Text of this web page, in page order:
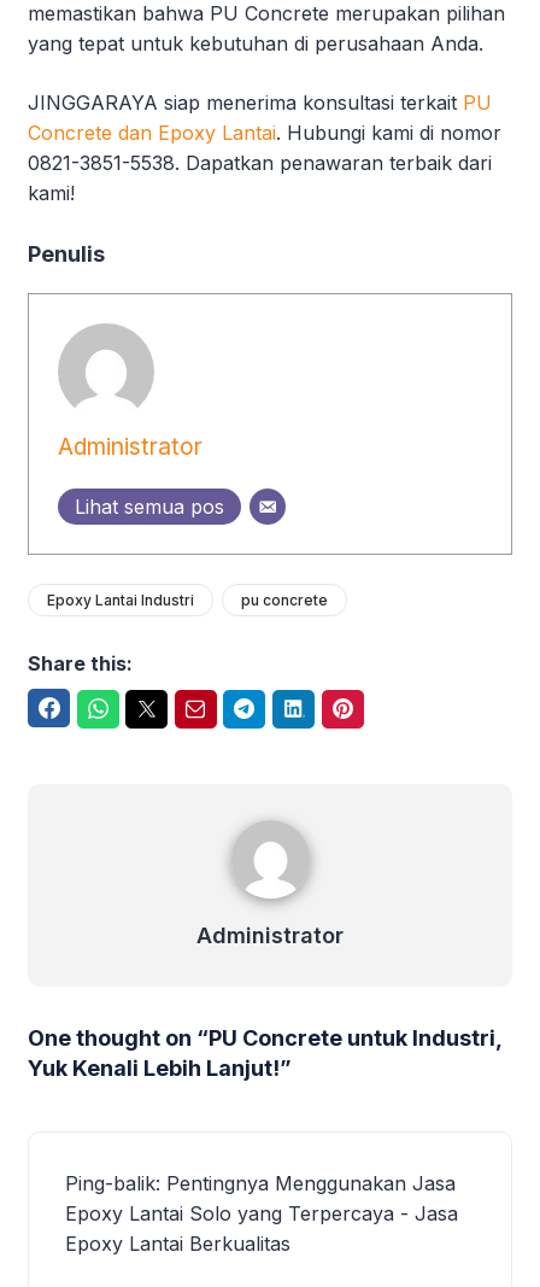
memastikan bahwa PU Concrete merupakan pilihan
yang tepat untuk kebutuhan di perusahaan Anda.
JINGGARAYA siap menerima konsultasi terkait PU
Concrete dan Epoxy Lantai. Hubungi kami di nomor
0821-3851-5538. Dapatkan penawaran terbaik dari
kami!
Penulis
Administrator
Lihat semua pos
Epoxy Lantai Industri pu concrete
Share this:
Administrator
One thought on “PU Concrete untuk Industri,
Yuk Kenali Lebih Lanjut!”
Ping-balik: Pentingnya Menggunakan Jasa
Epoxy Lantai Solo yang Terpercaya - Jasa
Epoxy Lantai Berkualitas